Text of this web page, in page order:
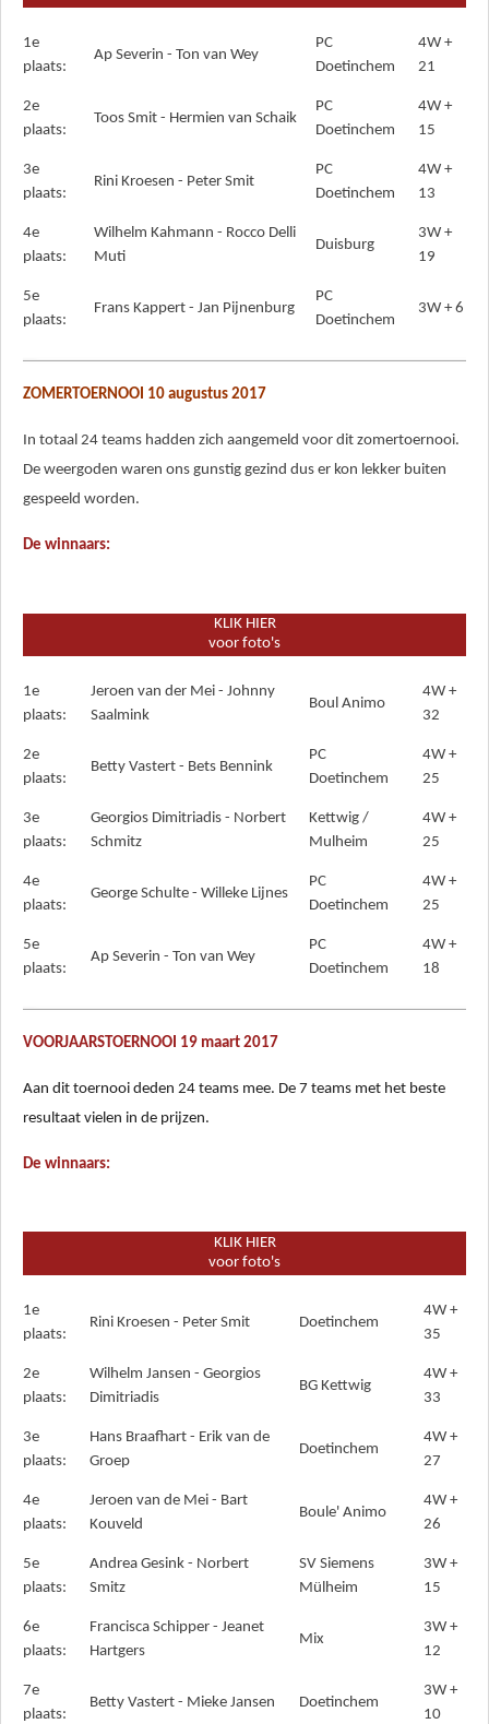
1e
plaats:
Ap Severin - Ton van Wey
PC
Doetinchem
4W +
21
2e
plaats:
Toos Smit - Hermien van Schaik
PC
Doetinchem
4W +
15
3e
plaats:
Rini Kroesen - Peter Smit
PC
Doetinchem
4W +
13
4e
plaats:
Wilhelm Kahmann - Rocco Delli
Muti
Duisburg
3W +
19
5e
plaats:
Frans Kappert - Jan Pijnenburg
PC
Doetinchem
3W + 6
ZOMERTOERNOOI 10 augustus 2017
In totaal 24 teams hadden zich aangemeld voor dit zomertoernooi.
De weergoden waren ons gunstig gezind dus er kon lekker buiten
gespeeld worden.
De winnaars:
KLIK HIER
voor foto's
1e
plaats:
Jeroen van der Mei - Johnny
Saalmink
Boul Animo
4W +
32
2e
plaats:
Betty Vastert - Bets Bennink
PC
Doetinchem
4W +
25
3e
plaats:
Georgios Dimitriadis - Norbert
Schmitz
Kettwig /
Mulheim
4W +
25
4e
plaats:
George Schulte - Willeke Lijnes
PC
Doetinchem
4W +
25
5e
plaats:
Ap Severin - Ton van Wey
PC
Doetinchem
4W +
18
VOORJAARSTOERNOOI 19 maart 2017
Aan dit toernooi deden 24 teams mee. De 7 teams met het beste
resultaat vielen in de prijzen.
De winnaars:
KLIK HIER
voor foto's
1e
plaats:
Rini Kroesen - Peter Smit Doetinchem
4W +
35
2e
plaats:
Wilhelm Jansen - Georgios
Dimitriadis
BG Kettwig
4W +
33
3e
plaats:
Hans Braafhart - Erik van de
Groep
Doetinchem
4W +
27
4e
plaats:
Jeroen van de Mei - Bart
Kouveld
Boule' Animo
4W +
26
5e
plaats:
Andrea Gesink - Norbert
Smitz
SV Siemens
Mülheim
3W +
15
6e
plaats:
Francisca Schipper - Jeanet
Hartgers
Mix
3W +
12
7e
plaats:
Betty Vastert - Mieke Jansen Doetinchem
3W +
10